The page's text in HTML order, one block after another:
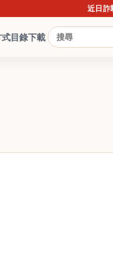
近日詐騙盛行
式目錄下載